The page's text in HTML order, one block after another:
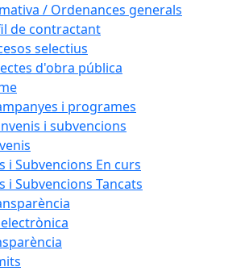
/ Ordenances generals
de contractant
selectius
d'obra pública
i programes
i subvencions
i Subvencions En curs
i Subvencions Tancats